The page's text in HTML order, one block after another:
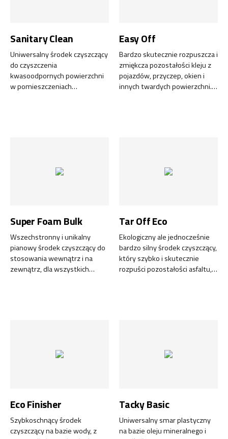
Sanitary Clean
Uniwersalny środek czyszczący
do czyszczenia
kwasoodpornych powierzchni
w pomieszczeniach
Easy Off
Bardzo skutecznie rozpuszcza i
zmiękcza pozostałości kleju z
pojazdów, przyczep, okien i
innych twardych powierzchni.
Super Foam Bulk
Wszechstronny i unikalny
pianowy środek czyszczący do
stosowania wewnątrz i na
zewnątrz, dla wszystkich
Tar Off Eco
Ekologiczny ale jednocześnie
bardzo silny środek czyszczący,
który szybko i skutecznie
rozpuści pozostałości asfaltu,
Eco Finisher
Szybkoschnący środek
czyszczący na bazie wody, z
Tacky Basic
Uniwersalny smar plastyczny
na bazie oleju mineralnego i